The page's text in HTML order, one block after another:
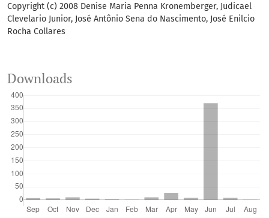
Copyright (c) 2008 Denise Maria Penna Kronemberger, Judicael
Clevelario Junior, José Antônio Sena do Nascimento, José Enilcio
Rocha Collares
Downloads